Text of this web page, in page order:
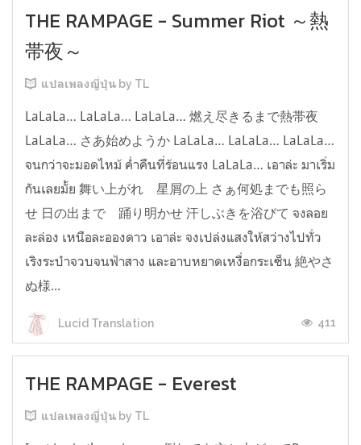
THE RAMPAGE - Summer Riot ～熱
帯夜～
แปลเพลงญี่ปุ่น by TL
LaLaLa… LaLaLa… LaLaLa… 燃え尽きるまで熱帯夜
LaLaLa… さあ始めようか LaLaLa… LaLaLa… LaLaLa…
จนกว่าจะมอดไหม้ ค่ำคืนที่ร้อนแรง LaLaLa… เอาล่ะ มาเริ่ม
กันเลยมั้ย 舞い上がれ 星屑の上 さぁ何処までも照ら
せ 日の出まで 踊り明かせ 汗しぶきを浴びて จงลอย
ละล่อง เหนือละอองดาว เอาล่ะ จงเปล่งแสงให้สว่างไปทั่ว
เริงระบำจวบจนฟ้าสาง และอาบหยาดเหงื่อกระเซ็น 絶やさ
ぬ様...
Lucid Translation 411
THE RAMPAGE - Everest
แปลเพลงญี่ปุ่น by TL